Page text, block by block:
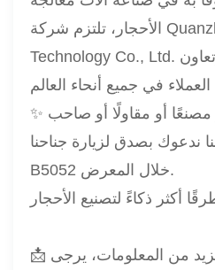
الأحجار، تلتزم شركة Quanzhou Jinzuan
Technology Co., Ltd. بتوفير معدات موثوقة وتعاون
✨ سواء كنت موزعًا أو مصنعًا أو مقاولًا أو صاحب
ندعوك بصدق لزيارة جناحنا
B5052 خلال المعرض.
📩 لتحديد موعد أو لمزيد من المعلومات، يرجى